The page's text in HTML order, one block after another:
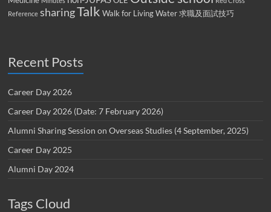
Reference sharingTalk Walk for Living Water 求職及面試技巧
Recent Posts
Career Day 2026
Career Day 2026 (Date: 7 February 2026)
Alumni Sharing Session on Overseas Studies (4 September, 2025)
Career Day 2025
Alumni Day 2024
Tags Cloud